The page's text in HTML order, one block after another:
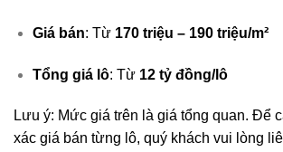
Giá bán: Từ 170 triệu – 190 triệu/m²
Tổng giá lô: Từ 12 tỷ đồng/lô
Lưu ý: Mức giá trên là giá tổng quan. Để
xác giá bán từng lô, quý khách vui lòng